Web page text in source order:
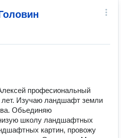
професиональный
лет. Изучаю ландшафт земли
Обьединяю
школу ландшафтных
картин, провожу